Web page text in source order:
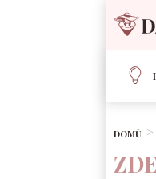
DOMŮ